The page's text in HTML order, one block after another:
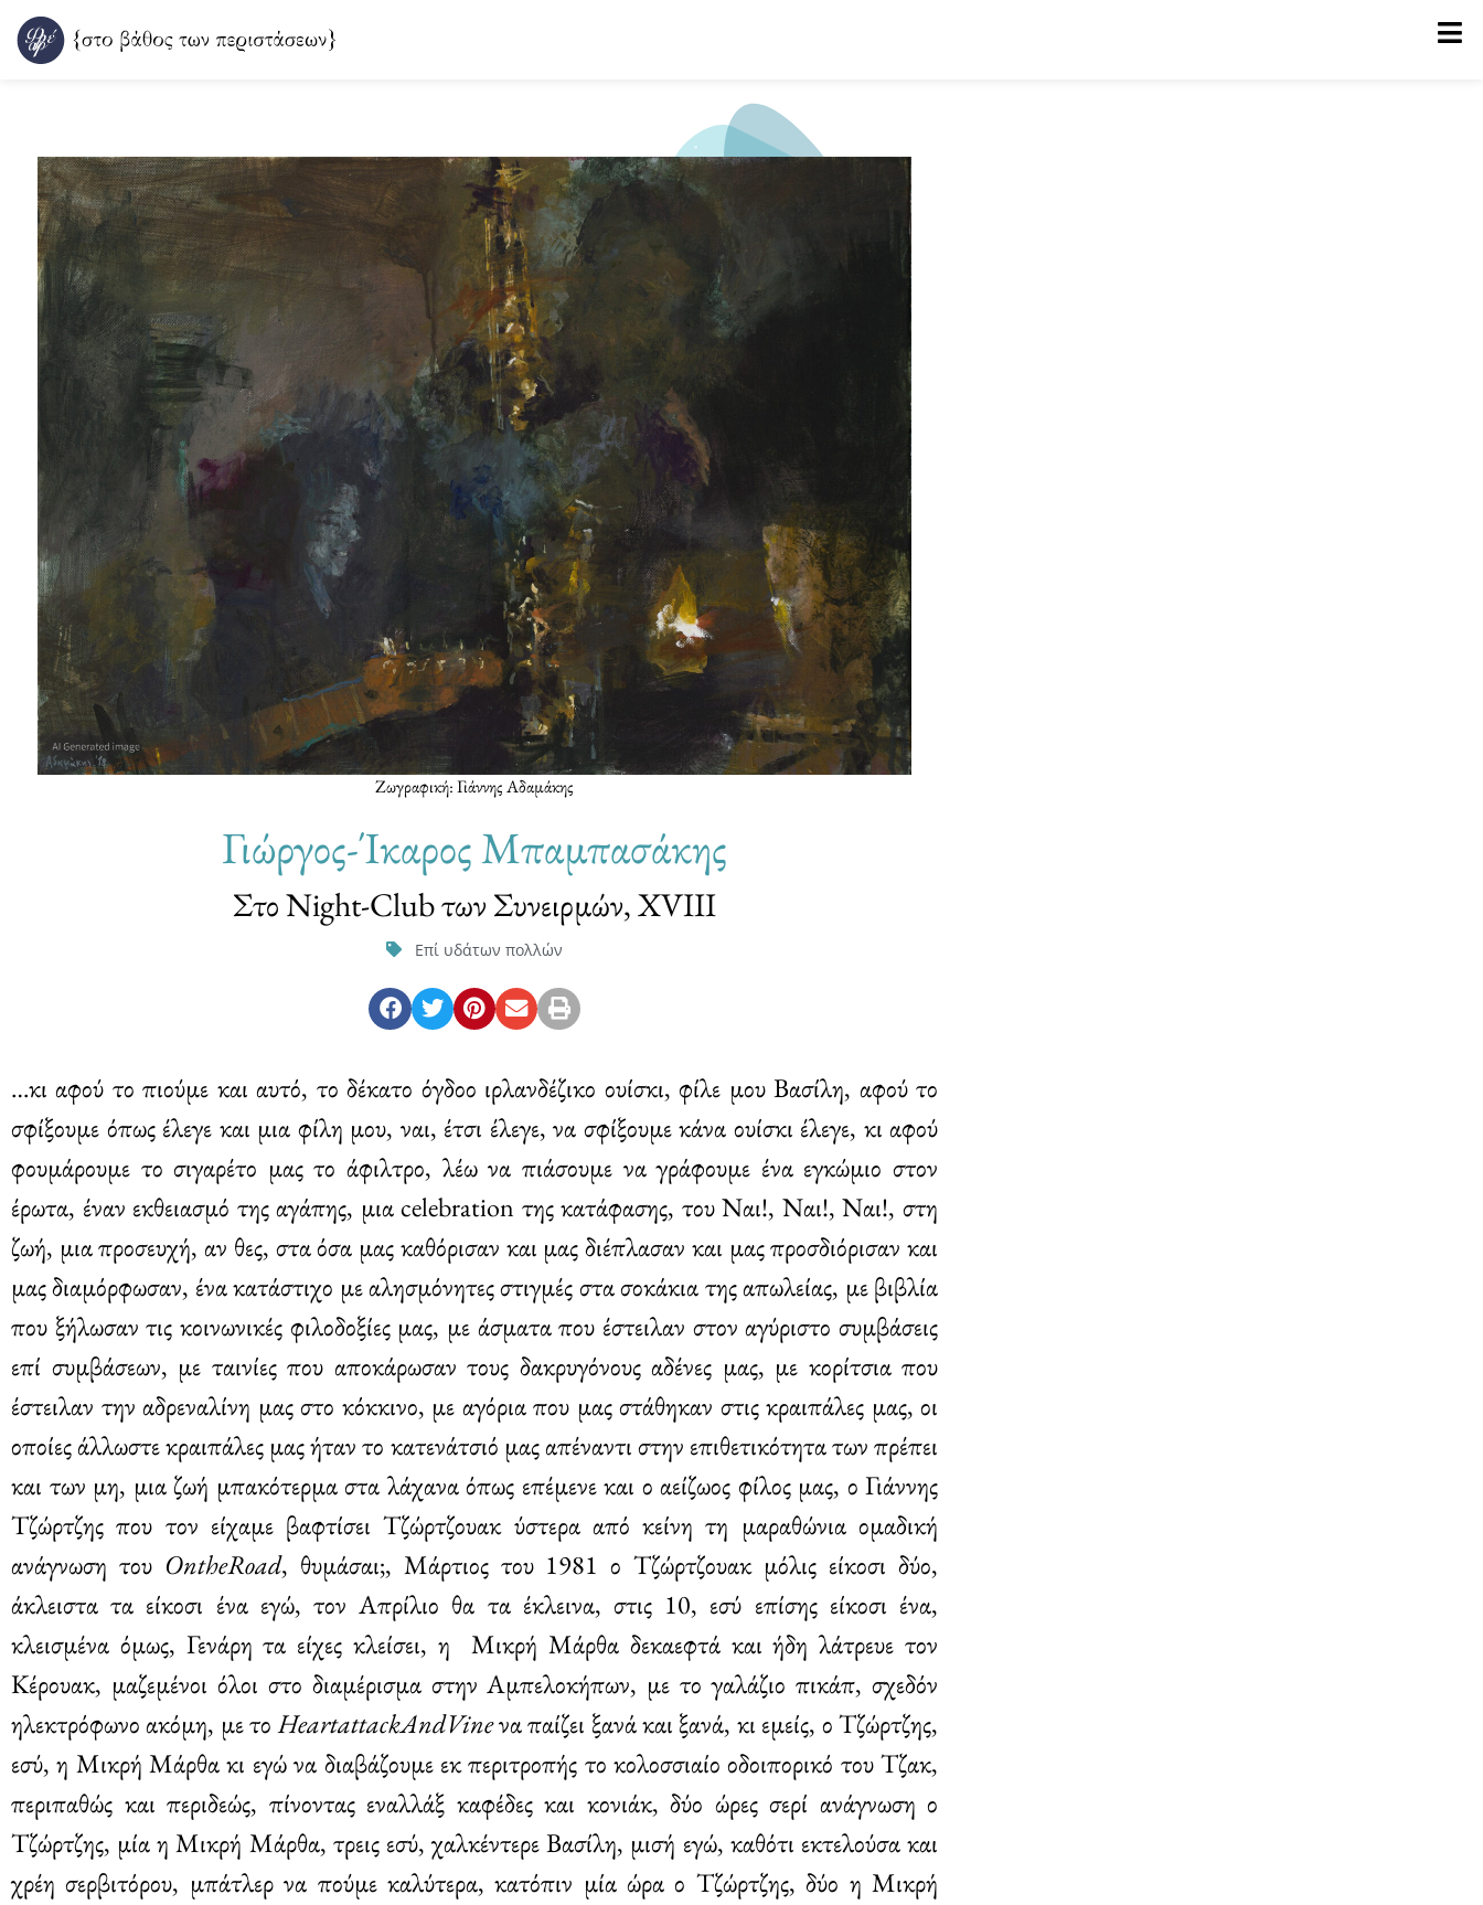
Μετάβαση
στο
Ζωγραφική: Γιάννης Αδαμάκης
Γιώργος-Ίκαρος Μπαμπασάκης
Στο Night-Club των Συνειρμών, XVIΙΙ
Επί υδάτων πολλών
…κι αφού το πιούμε και αυτό, το δέκατο όγδοο ιρλανδέζικο ουίσκι, φίλε μου Βασίλη, αφού το
σφίξουμε όπως έλεγε και μια φίλη μου, ναι, έτσι έλεγε, να σφίξουμε κάνα ουίσκι έλεγε, κι αφού
φουμάρουμε το σιγαρέτο μας το άφιλτρο, λέω να πιάσουμε να γράφουμε ένα εγκώμιο στον
έρωτα, έναν εκθειασμό της αγάπης, μια celebration της κατάφασης, του Ναι!, Ναι!, Ναι!, στη
ζωή, μια προσευχή, αν θες, στα όσα μας καθόρισαν και μας διέπλασαν και μας προσδιόρισαν και
μας διαμόρφωσαν, ένα κατάστιχο με αλησμόνητες στιγμές στα σοκάκια της απωλείας, με βιβλία
που ξήλωσαν τις κοινωνικές φιλοδοξίες μας, με άσματα που έστειλαν στον αγύριστο συμβάσεις
επί συμβάσεων, με ταινίες που αποκάρωσαν τους δακρυγόνους αδένες μας, με κορίτσια που
έστειλαν την αδρεναλίνη μας στο κόκκινο, με αγόρια που μας στάθηκαν στις κραιπάλες μας, οι
οποίες άλλωστε κραιπάλες μας ήταν το κατενάτσιό μας απέναντι στην επιθετικότητα των πρέπει
και των μη, μια ζωή μπακότερμα στα λάχανα όπως επέμενε και ο αείζωος φίλος μας, ο Γιάννης
Τζώρτζης που τον είχαμε βαφτίσει Τζώρτζουακ ύστερα από κείνη τη μαραθώνια ομαδική
ανάγνωση του OntheRoad, θυμάσαι;, Μάρτιος του 1981 ο Τζώρτζουακ μόλις είκοσι δύο,
άκλειστα τα είκοσι ένα εγώ, τον Απρίλιο θα τα έκλεινα, στις 10, εσύ επίσης είκοσι ένα,
κλεισμένα όμως, Γενάρη τα είχες κλείσει, η Μικρή Μάρθα δεκαεφτά και ήδη λάτρευε τον
Κέρουακ, μαζεμένοι όλοι στο διαμέρισμα στην Αμπελοκήπων, με το γαλάζιο πικάπ, σχεδόν
ηλεκτρόφωνο ακόμη, με τοHeartattackAndVineνα παίζει ξανά και ξανά, κι εμείς, ο Τζώρτζης,
εσύ, η Μικρή Μάρθα κι εγώ να διαβάζουμε εκ περιτροπής το κολοσσιαίο οδοιπορικό του Τζακ,
περιπαθώς και περιδεώς, πίνοντας εναλλάξ καφέδες και κονιάκ, δύο ώρες σερί ανάγνωση ο
Τζώρτζης, μία η Μικρή Μάρθα, τρεις εσύ, χαλκέντερε Βασίλη, μισή εγώ, καθότι εκτελούσα και
χρέη σερβιτόρου, μπάτλερ να πούμε καλύτερα, κατόπιν μία ώρα ο Τζώρτζης, δύο η Μικρή